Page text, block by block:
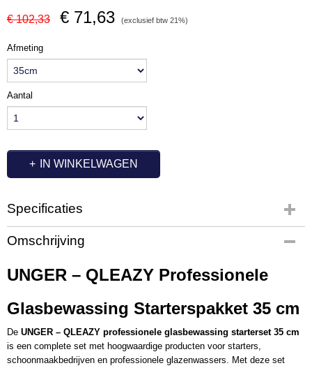
€ 102,33 € 71,63 (exclusief btw 21%)
Afmeting
Aantal
IN WINKELWAGEN
Specificaties
Productcode
1511-667
Omschrijving
UNGER – QLEAZY Professionele
Glasbewassing Starterspakket 35 cm
De UNGER – QLEAZY professionele glasbewassing starterset 35 cm
is een complete set met hoogwaardige producten voor starters,
schoonmaakbedrijven en professionele glazenwassers. Met deze set